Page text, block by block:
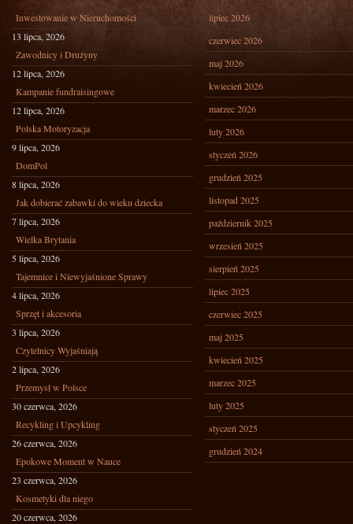
Inwestowanie w Nieruchomości
13 lipca, 2026
Zawodnicy i Drużyny
12 lipca, 2026
Kampanie fundraisingowe
12 lipca, 2026
Polska Motoryzacja
9 lipca, 2026
DomPol
8 lipca, 2026
Jak dobierać zabawki do wieku dziecka
7 lipca, 2026
Wielka Brytania
5 lipca, 2026
Tajemnice i Niewyjaśnione Sprawy
4 lipca, 2026
Sprzęt i akcesoria
3 lipca, 2026
Czytelnicy Wyjaśniają
2 lipca, 2026
Przemysł w Polsce
30 czerwca, 2026
Recykling i Upcykling
26 czerwca, 2026
Epokowe Moment w Nauce
23 czerwca, 2026
Kosmetyki dla niego
20 czerwca, 2026
lipiec 2026
czerwiec 2026
maj 2026
kwiecień 2026
marzec 2026
luty 2026
styczeń 2026
grudzień 2025
listopad 2025
październik 2025
wrzesień 2025
sierpień 2025
lipiec 2025
czerwiec 2025
maj 2025
kwiecień 2025
marzec 2025
luty 2025
styczeń 2025
grudzień 2024